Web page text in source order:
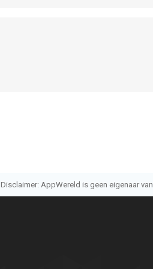
Disclaimer: AppWereld is geen eigenaar